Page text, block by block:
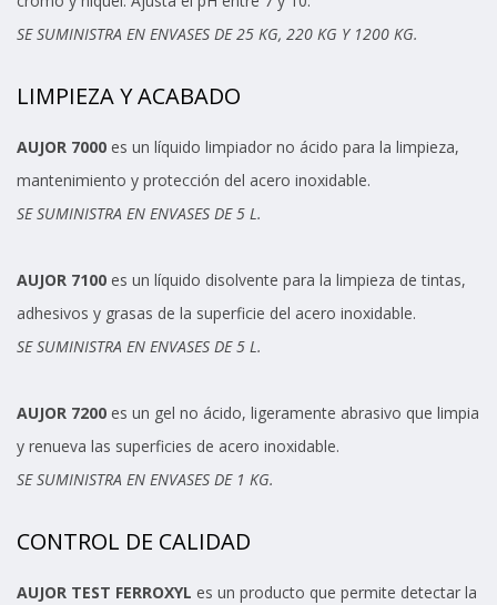
SE SUMINISTRA EN ENVASES DE 25 KG, 220 KG Y 1200 KG.
LIMPIEZA Y ACABADO
AUJOR 7000 es un líquido limpiador no ácido para la limpieza,
mantenimiento y protección del acero inoxidable.
SE SUMINISTRA EN ENVASES DE 5 L.
AUJOR 7100 es un líquido disolvente para la limpieza de tintas,
adhesivos y grasas de la superficie del acero inoxidable.
SE SUMINISTRA EN ENVASES DE 5 L.
AUJOR 7200 es un gel no ácido, ligeramente abrasivo que limpia
y renueva las superficies de acero inoxidable.
SE SUMINISTRA EN ENVASES DE 1 KG.
CONTROL DE CALIDAD
AUJOR TEST FERROXYL es un producto que permite detectar la